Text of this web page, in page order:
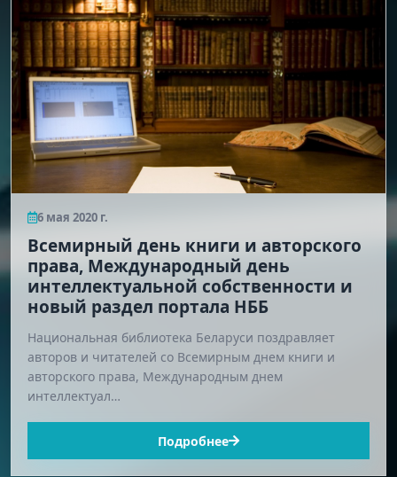
6 мая 2020 г.
Всемирный день книги и авторского
права, Международный день
интеллектуальной собственности и
новый раздел портала НББ
Национальная библиотека Беларуси поздравляет
авторов и читателей со Всемирным днем книги и
авторского права, Международным днем
интеллектуал…
Подробнее